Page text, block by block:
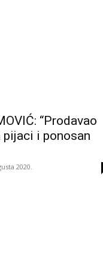
“Prodavao
pijaci i ponosan
2020.